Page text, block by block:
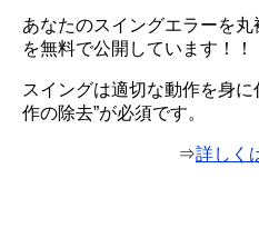
あなたのスイングエラーを
を無料で公開しています！！
スイングは適切な動作を身
作の除去”が必須です。
⇒詳しく